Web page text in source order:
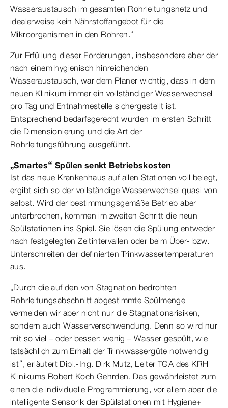
Wasseraustausch im gesamten Rohrleitungsnetz und
idealerweise kein Nährstoffangebot für die
Mikroorganismen in den Rohren.“
Zur Erfüllung dieser Forderungen, insbesondere aber der
nach einem hygienisch hinreichenden
Wasseraustausch, war dem Planer wichtig, dass in dem
neuen Klinikum immer ein vollständiger Wasserwechsel
pro Tag und Entnahmestelle sichergestellt ist.
Entsprechend bedarfsgerecht wurden im ersten Schritt
die Dimensionierung und die Art der
Rohrleitungsführung ausgeführt.
„Smartes“ Spülen senkt Betriebskosten
Ist das neue Krankenhaus auf allen Stationen voll belegt,
ergibt sich so der vollständige Wasserwechsel quasi von
selbst. Wird der bestimmungsgemäße Betrieb aber
unterbrochen, kommen im zweiten Schritt die neun
Spülstationen ins Spiel. Sie lösen die Spülung entweder
nach festgelegten Zeitintervallen oder beim Über- bzw.
Unterschreiten der definierten Trinkwassertemperaturen
aus.
„Durch die auf den von Stagnation bedrohten
Rohrleitungsabschnitt abgestimmte Spülmenge
vermeiden wir aber nicht nur die Stagnationsrisiken,
sondern auch Wasserverschwendung. Denn so wird nur
mit so viel – oder besser: wenig – Wasser gespült, wie
tatsächlich zum Erhalt der Trinkwassergüte notwendig
ist“, erläutert Dipl.-Ing. Dirk Mutz, Leiter TGA des KRH
Klinikums Robert Koch Gehrden. Das gewährleistet zum
einen die individuelle Programmierung, vor allem aber die
intelligente Sensorik der Spülstationen mit Hygiene+